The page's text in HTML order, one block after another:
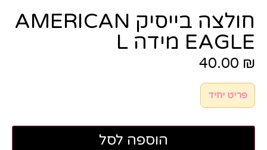
חולצה בייסיק AMERICAN
EAGLE מידה L
40.00 ₪
פריט יחיד
הוספה לסל